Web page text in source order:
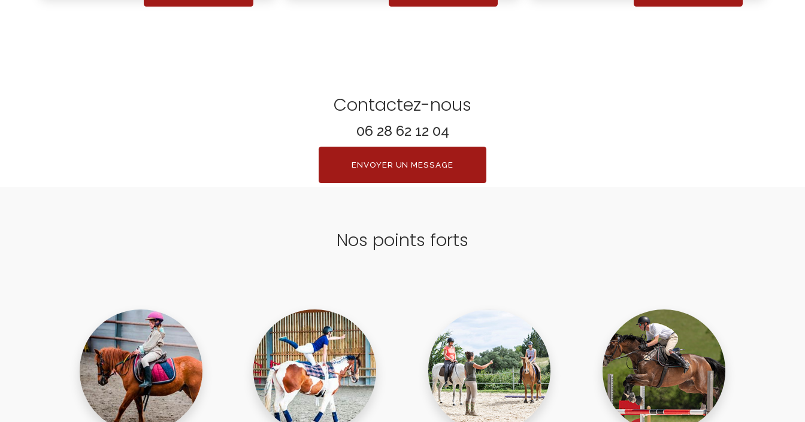
Contactez-nous
06 28 62 12 04
ENVOYER UN MESSAGE
Nos points forts